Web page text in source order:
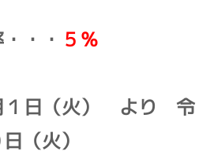
・・ ５％
１日（火） より 令
（火）